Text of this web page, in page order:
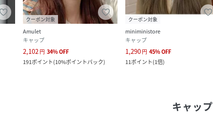
クーポン対象
Amulet
キャップ
2,102円 34%OFF
191ポイント(10%ポイントバック)
クーポン対象
miniministore
キャップ
1,290円 45%OFF
11ポイント(1倍)
キャップ